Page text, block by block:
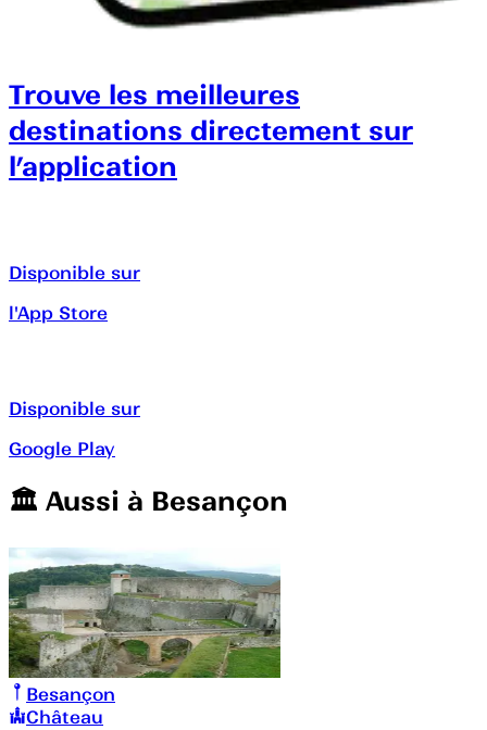
Trouve les meilleures
destinations directement sur
l’application
Disponible sur
l'App Store
Disponible sur
Google Play
🏛️️ Aussi à Besançon
Besançon
Château